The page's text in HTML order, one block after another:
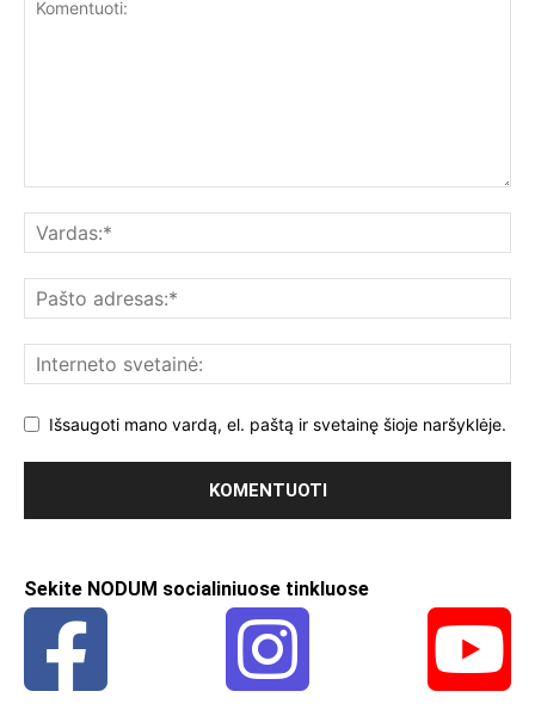
Išsaugoti mano vardą, el. paštą ir svetainę šioje naršyklėje.
Sekite NODUM socialiniuose tinkluose